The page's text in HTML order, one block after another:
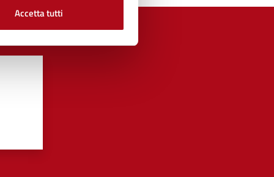
Accetta tutti